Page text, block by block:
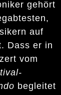
gehört
auf
Dass er in
vom
begleitet